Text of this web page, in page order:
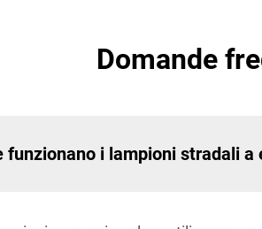
Domande
funzionano i lampioni stradali a